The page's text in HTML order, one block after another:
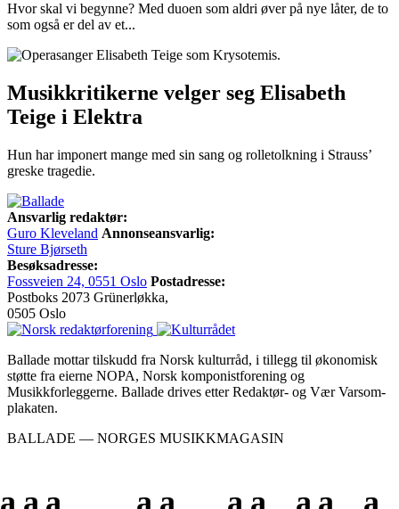
Hvor skal vi begynne? Med duoen som aldri øver på nye låter, de to
som også er del av et...
Musikkritikerne velger seg Elisabeth
Teige i Elektra
Hun har imponert mange med sin sang og rolletolkning i Strauss’
greske tragedie.
Ansvarlig redaktør:
Guro Kleveland Annonseansvarlig:
Sture Bjørseth
Besøksadresse:
Fossveien 24, 0551 Oslo Postadresse:
Postboks 2073 Grünerløkka,
0505 Oslo
Ballade mottar tilskudd fra Norsk kulturråd, i tillegg til økonomisk
støtte fra eierne NOPA, Norsk komponistforening og
Musikkforleggerne. Ballade drives etter Redaktør- og Vær Varsom-
plakaten.
BALLADE — NORGES MUSIKKMAGASIN